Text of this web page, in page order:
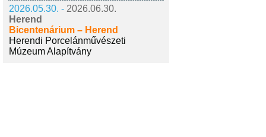
2026.05.30. - 2026.06.30.
Herend
Bicentenárium – Herend
Herendi Porcelánművészeti
Múzeum Alapítvány